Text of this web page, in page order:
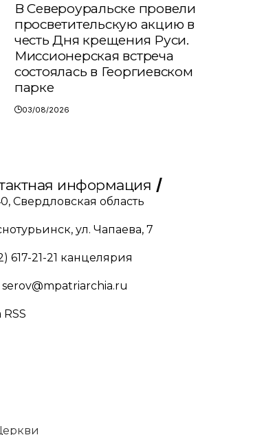
В Североуральске провели
просветительскую акцию в
честь Дня крещения Руси.
Миссионерская встреча
состоялась в Георгиевском
парке
03/08/2026
информация
Свердловская область
ул. Чапаева, 7
617-21-21 канцелярия
serov@mpatriarchia.ru